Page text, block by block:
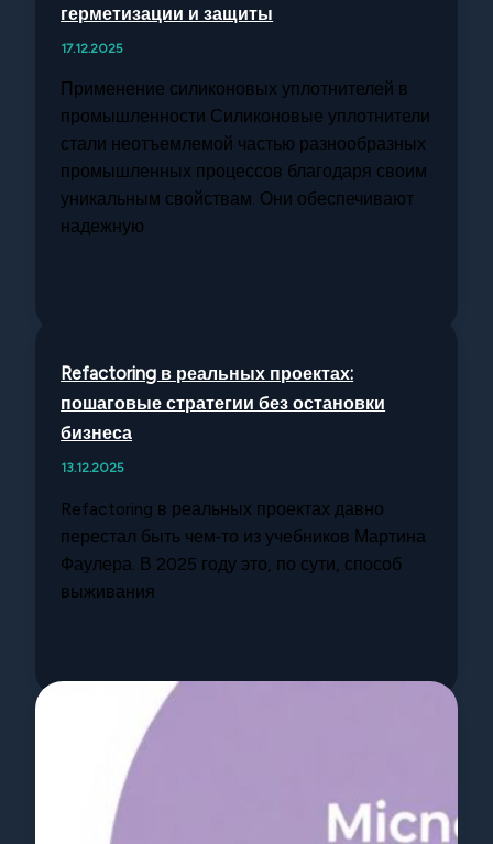
герметизации и защиты
17.12.2025
Применение силиконовых уплотнителей в
промышленности Силиконовые уплотнители
стали неотъемлемой частью разнообразных
промышленных процессов благодаря своим
уникальным свойствам. Они обеспечивают
надежную
Refactoring в реальных проектах:
пошаговые стратегии без остановки
бизнеса
13.12.2025
Refactoring в реальных проектах давно
перестал быть чем‑то из учебников Мартина
Фаулера. В 2025 году это, по сути, способ
выживания